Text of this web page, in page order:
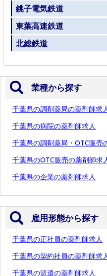
銚子電気鉄道
東葉高速鉄道
北総鉄道
業種から探す
千葉県の調剤薬局の薬剤師求
千葉県の病院の薬剤師求人
千葉県の調剤薬局・OTC販売
千葉県のOTC販売の薬剤師求
千葉県の企業の薬剤師求人
雇用形態から探す
千葉県の正社員の薬剤師求人
千葉県の契約社員の薬剤師求
千葉県の派遣の薬剤師求人